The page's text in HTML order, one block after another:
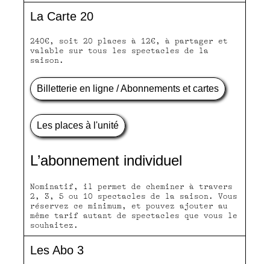
La Carte 20
240€, soit 20 places à 12€, à partager et
valable sur tous les spectacles de la
saison.
Billetterie en ligne / Abonnements et cartes
Les places à l'unité
L’abonnement individuel
Nominatif, il permet de cheminer à travers
2, 3, 5 ou 10 spectacles de la saison. Vous
réservez ce minimum, et pouvez ajouter au
même tarif autant de spectacles que vous le
souhaitez.
Les Abo 3